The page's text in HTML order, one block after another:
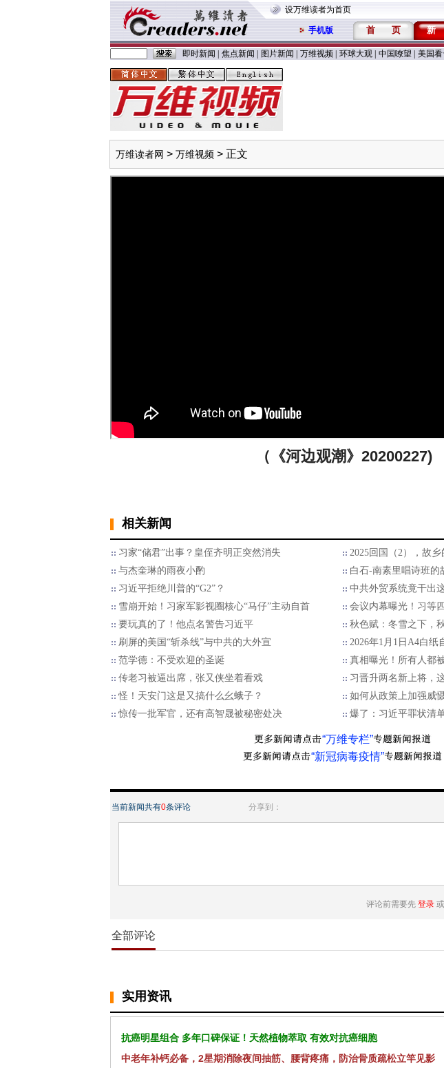
设万维读者为首页
手机版 首 页 新
即时新闻 焦点新闻 图片新闻 万维视频 环球大观 中国嘹望 美国看
万维读者网 > 万维视频 > 正文
（《河边观潮》20200227)
相关新闻
习家“储君”出事？皇侄齐明正突然消失
2025回国（2），故
与杰奎琳的雨夜小酌
白石-南素里唱诗班的
习近平拒绝川普的“G2”？
中共外贸系统竟干出
雪崩开始！习家军影视圈核心“马仔”主动自首
会议内幕曝光！习等
要玩真的了！他点名警告习近平
秋色赋：冬雪之下，
刷屏的美国“斩杀线”与中共的大外宣
2026年1月1日A4白纸
范学德：不受欢迎的圣诞
真相曝光！所有人都
传老习被逼出席，张又侠坐着看戏
习晋升两名新上将，
怪！天安门这是又搞什么幺蛾子？
如何从政策上加强威
惊传一批军官，还有高智晟被秘密处决
爆了：习近平罪状清
“万维专栏”
“新冠病毒疫情”
当前新闻共有0条评论 分享到：
评论前需要先 登录
全部评论
实用资讯
抗癌明星组合 多年口碑保证！天然植物萃取 有效对抗癌细胞
中老年补钙必备，2星期消除夜间抽筋、腰背疼痛，防治骨质疏松立竿见影